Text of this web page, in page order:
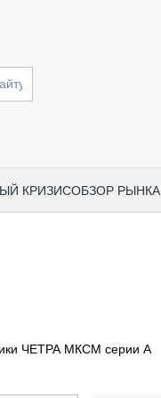
КРИЗИСОБЗОР РЫНКА
ТЕХНИКА
ЧЕТРА МКСМ серии А